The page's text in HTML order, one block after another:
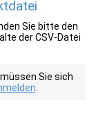
Sie bitte den
der CSV-Datei
Sie sich